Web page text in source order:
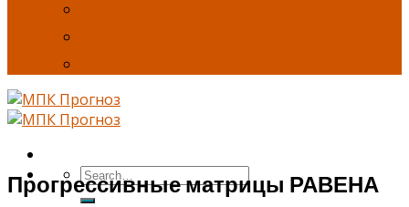
Прогрессивные матрицы РАВЕНА